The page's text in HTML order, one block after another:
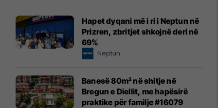
Hapet dyqani më i ri i Neptun në
Prizren, zbritjet shkojnë deri në
69%
Neptun
Banesë 80m² në shitje në
Bregun e Diellit, me hapësirë
praktike për familje #16079